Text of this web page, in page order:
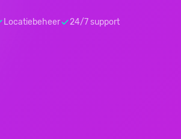
Locatiebeheer 24/7 support